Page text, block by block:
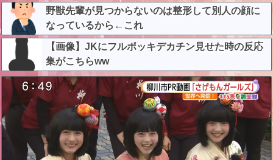
野獣先輩が見つからないのは整形して別人の顔に
なっているから←これ
【画像】JKにフルボッキデカチン見せた時の反応
集がこちらww